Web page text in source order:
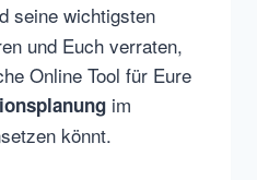
seine wichtigsten
und Euch verraten,
Online Tool für Eure
im
könnt.